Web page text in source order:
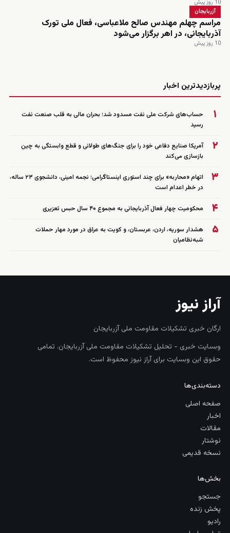
10 روز پیش
آزربایجان
مراسم چهلم مهندس صالح ملاعباسی، فعال ملی تورک
آذربایجانی، در اهر برگزار می‌شود
10 روز پیش
پربازدیدترین اخبار
۱
حساب‌های شرکت ملی نفت مسدود شد؛ بحران مالی به قلب صنعت نفت
رسید
۲
آمریکا صنایع دفاعی خود را برای جنگ‌های طولانی و قطع وابستگی به چین
بازسازی می‌کند
۳
اتهام «محاربه» برای چند استوری اینستاگرامی؛ نجمه امینی، دانشجوی ۲۳ ساله،
در خطر اعدام است
۴ محکومیت چهار فعال آذربایجانی به مجموع ۴۰ سال حبس تعزیری
۵
هشدار سوریه، اردن، عربستان، و کویت به عراق در مورد مهار حملات
شبه‌نظامیان
آراز نیوز
ارگان خبری تشکیلات مقاومت ملی آزربایجان
وبسایت خبری - تحلیل تشکیلات مقاومت ملی آزربایجان. تمامی
حقوق این وبسایت برای آراز نیوز محفوظ است.
دسته‌بندی‌ها
صفحه اصلی
اخبار
مقالات
نوشتار
نسخه قدیمی
بخش‌ها
جستجو
پخش زنده
رادیو